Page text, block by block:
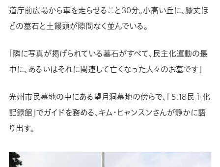
道庁前広場から車を走らせること30分。小高い丘に、膝丈ほ
どの墓石と土饅頭が隙間なく並んでいる。
「隣に写真が掲げられている墓石がすべて、民主化運動の最
中に、あるいはそれに関連して亡くなった人々のお墓です」
光州市民墓地の中にある望月洞墓地の傍らで、「５.18民主化
記録館」でガイドを務める、キム・ヒャンスンさんが静かに語
り出す。